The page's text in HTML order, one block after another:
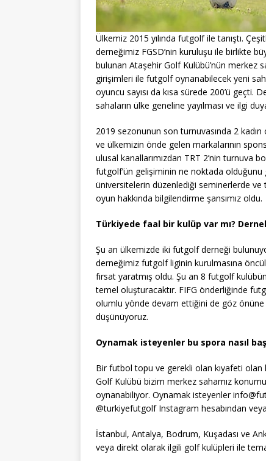
Ülkemiz 2015 yılında futgolf ile tanıştı.
derneğimiz FGSD’nin kuruluşu ile birlikte
bulunan Ataşehir Golf Kulübü’nün merkez
girişimleri ile futgolf oynanabilecek yeni
oyuncu sayısı da kısa sürede 200’ü
sahaların ülke geneline yayılması ve ilgi
2019 sezonunun son turnuvasında 2 kadın
ve ülkemizin önde gelen markalarının
ulusal kanallarımızdan TRT 2’nin turnuva
futgolf’ün gelişiminin ne noktada
üniversitelerin düzenlediği seminerlerde ve
oyun hakkında bilgilendirme şansımız oldu.
Türkiyede faal bir kulüp var mı?
Şu an ülkemizde iki futgolf derneği
derneğimiz futgolf liginin kurulmasına
fırsat yaratmış oldu. Şu an 8 futgolf
temel oluşturacaktır. FIFG önderliğinde
olumlu yönde devam ettiğini de göz önüne
düşünüyoruz.
Oynamak isteyenler bu spora nasıl
Bir futbol topu ve gerekli olan kıyafeti olan
Golf Kulübü bizim merkez sahamız
oynanabiliyor. Oynamak isteyenler
@turkiyefutgolf Instagram hesabından
İstanbul, Antalya, Bodrum, Kuşadası ve
veya direkt olarak ilgili golf kulüpleri ile